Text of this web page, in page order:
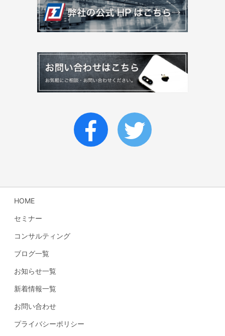
HOME
セミナー
コンサルティング
ブログ一覧
お知らせ一覧
新着情報一覧
お問い合わせ
プライバシーポリシー